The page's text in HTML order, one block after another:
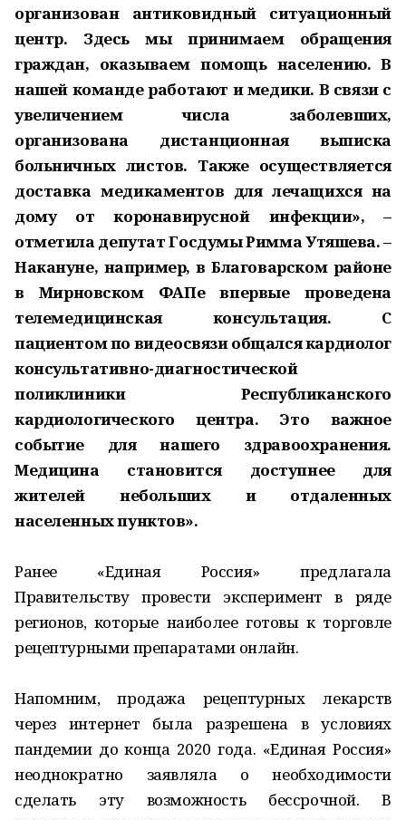
организован антиковидный ситуационный
центр. Здесь мы принимаем обращения
граждан, оказываем помощь населению. В
нашей команде работают и медики. В связи с
увеличением числа заболевших,
организована дистанционная выписка
больничных листов. Также осуществляется
доставка медикаментов для лечащихся на
дому от коронавирусной инфекции», –
отметила депутат Госдумы Римма Утяшева. –
Накануне, например, в Благоварском районе
в Мирновском ФАПе впервые проведена
телемедицинская консультация. С
пациентом по видеосвязи общался кардиолог
консультативно-диагностической
поликлиники Республиканского
кардиологического центра. Это важное
событие для нашего здравоохранения.
Медицина становится доступнее для
жителей небольших и отдаленных
населенных пунктов».
Ранее «Единая Россия» предлагала
Правительству провести эксперимент в ряде
регионов, которые наиболее готовы к торговле
рецептурными препаратами онлайн.
Напомним, продажа рецептурных лекарств
через интернет была разрешена в условиях
пандемии до конца 2020 года. «Единая Россия»
неоднократно заявляла о необходимости
сделать эту возможность бессрочной. В